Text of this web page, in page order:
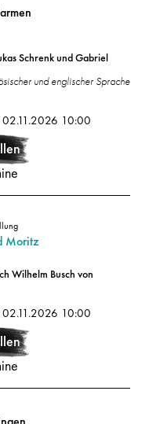
Schrenk und Gabriel
und englischer Sprache
02.11.2026 10:00
Moritz
Wilhelm Busch von
02.11.2026 10:00